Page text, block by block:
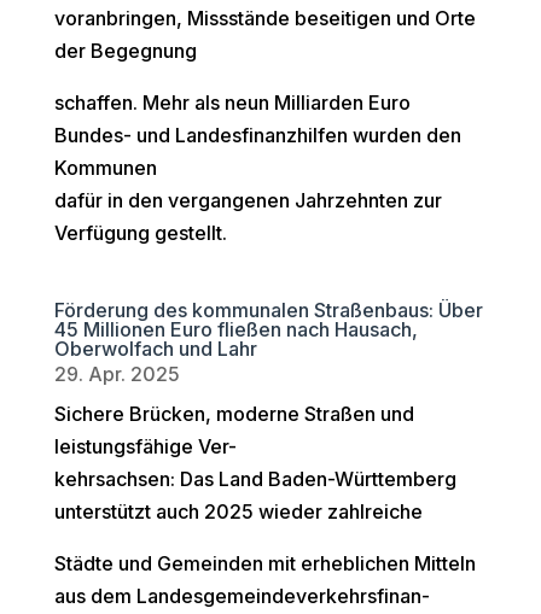
voranbringen, Missstände beseitigen und Orte
der Begegnung
schaffen. Mehr als neun Milliarden Euro
Bundes- und Landesfinanzhilfen wurden den
Kommunen
dafür in den vergangenen Jahrzehnten zur
Verfügung gestellt.
Förderung des kommunalen Straßenbaus: Über
45 Millionen Euro fließen nach Hausach,
Oberwolfach und Lahr
29. Apr. 2025
Sichere Brücken, moderne Straßen und
leistungsfähige Ver-
kehrsachsen: Das Land Baden-Württemberg
unterstützt auch 2025 wieder zahlreiche
Städte und Gemeinden mit erheblichen Mitteln
aus dem Landesgemeindeverkehrsfinan-